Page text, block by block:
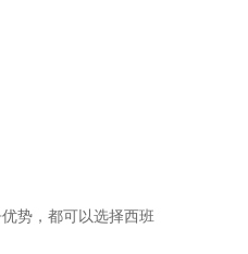
势，都可以选择西班